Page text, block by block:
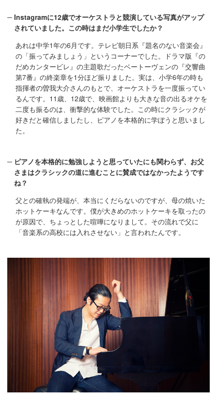
Instagramに12歳でオーケストラと競演している写真がアップ
されていました。この時はまだ小学生でしたか？
あれは中学1年の6月です。テレビ朝日系『題名のない音楽会』
の「振ってみましょう」というコーナーでした。ドラマ版『の
だめカンタービレ』の主題歌だったベートーヴェンの『交響曲
第7番』の終楽章を1分ほど振りました。実は、小学6年の時も
指揮者の曽我大介さんのもとで、オーケストラを一度振ってい
るんです。11歳、12歳で、映画館よりも大きな音の出るオケを
二度も振るのは、衝撃的な体験でした。この時にクラシックが
好きだと確信しましたし、ピアノを本格的に学ぼうと思いまし
た。
ピアノを本格的に勉強しようと思っていたにも関わらず、お父
さまはクラシックの道に進むことに賛成ではなかったようです
ね？
父との確執の発端が、本当にくだらないのですが、母の焼いた
ホットケーキなんです。僕が大きめのホットケーキを取ったの
が原因で、ちょっとした喧嘩になりまして。その流れで父に
「音楽系の高校には入れさせない」と言われたんです。